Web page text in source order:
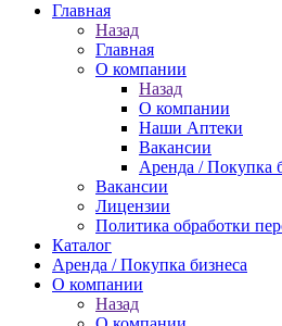
Главная
Назад
Главная
О компании
Назад
О компании
Наши Аптеки
Вакансии
Аренда / Покупка
Вакансии
Лицензии
Политика обработки
Каталог
Аренда / Покупка бизнеса
О компании
Назад